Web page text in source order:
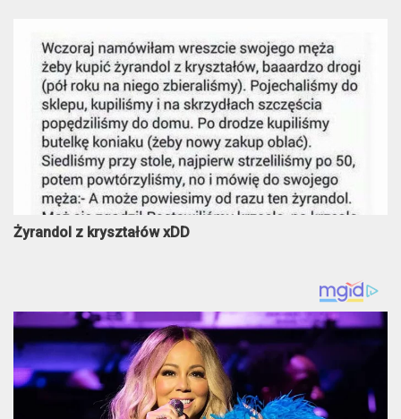
Żyrandol z kryształów xDD